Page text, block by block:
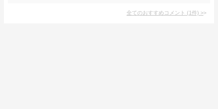
全てのおすすめコメント (1件) >